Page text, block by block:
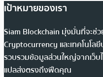
เป้าหมายของเรา
Siam Blockchain มุ่งมั่นที่จะช่
Cryptocurrency และเทคโนโล
รวบรวมข้อมูลส่วนใหญ่จากเว็บ
แปลส่งตรงถึงฟีดคุณ